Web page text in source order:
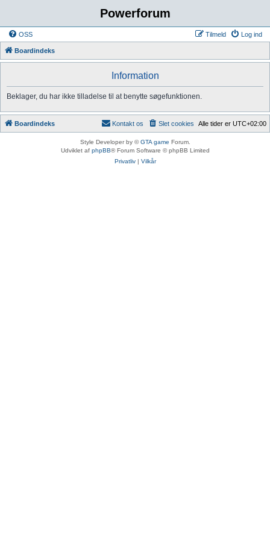
Powerforum
OSS Log ind
Tilmeld
Boardindeks
Information
Beklager, du har ikke tilladelse til at benytte søgefunktionen.
Boardindeks Alle tider er UTC+02:00
Slet cookies
Kontakt os
Style Developer by ©GTA game Forum.
Udviklet af phpBB® Forum Software © phpBB Limited
Privatliv| Vilkår